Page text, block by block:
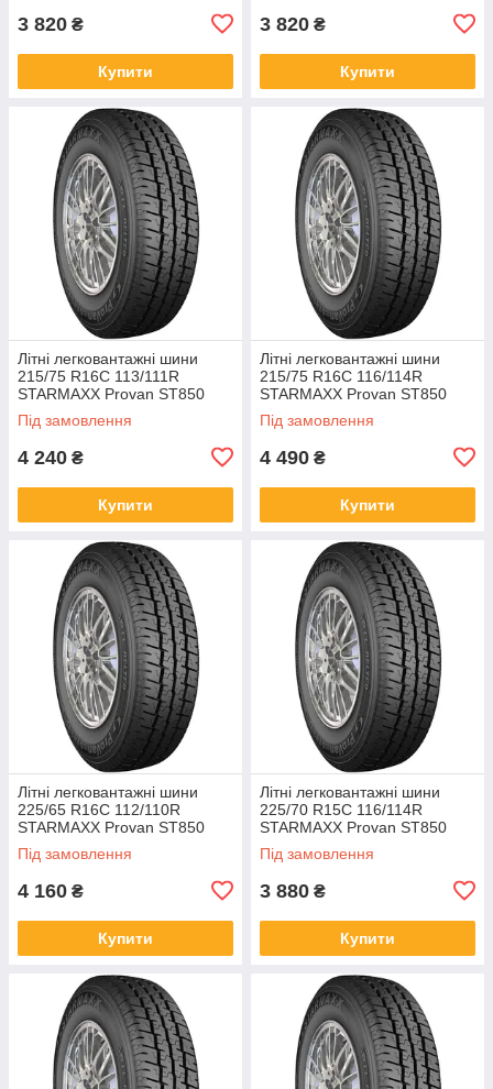
3 820 ₴
Купити
3 820 ₴
Купити
Літні легковантажні шини
215/75 R16C 113/111R
STARMAXX Provan ST850
Plus TL
Під замовлення
4 240 ₴
Купити
Літні легковантажні шини
215/75 R16C 116/114R
STARMAXX Provan ST850
Plus TL
Під замовлення
4 490 ₴
Купити
Літні легковантажні шини
225/65 R16C 112/110R
STARMAXX Provan ST850
Plus TL
Під замовлення
4 160 ₴
Купити
Літні легковантажні шини
225/70 R15C 116/114R
STARMAXX Provan ST850
Plus TL
Під замовлення
3 880 ₴
Купити